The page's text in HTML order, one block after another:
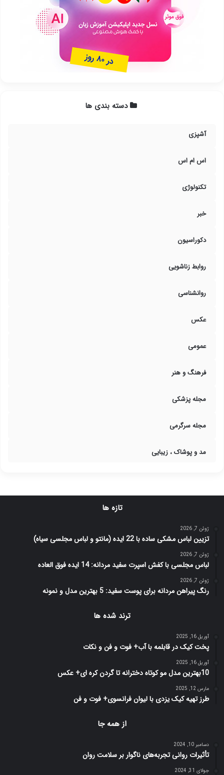
دسته بندی ها
آشپزی
اس ام اس
تکنولوژی
خبر
دکوراسیون
روابط زناشویی
روانشناسی
عکس
عمومی
فرهنگ و هنر
مجله پزشکی
مجله سرگرمی
مد و پوشاک ، زیبایی
تازه ها
ژوئن 7, 2026
تزیین لباس مشکی ساده با 22 ایده (مانتو و لباس مجلسی سیاه)
ژوئن 7, 2026
لباس مجلسی با کفش اسپرت سفید مردانه: 14 ایده فوق العاده
ژوئن 7, 2026
رنگ پیراهن مردانه برای پوست سفید: 5 بهترین مدل و نمونه
ترند شده ها
آوریل 16, 2025
پخت کیک در قابلمه با آب+ فوت و فن و نکات
آوریل 16, 2025
10بهترین مدل مو کوتاه دخترانه تا گردن کره ای+ عکس
مارس 12, 2025
طرز تهیه کیک یزدی با لیوان فرانسوی+ فوت و فن
از همه جا
دسامبر 10, 2024
تأثیرات روانی تجربه‌های ناگوار بر سلامت روان
جولای 31, 2024